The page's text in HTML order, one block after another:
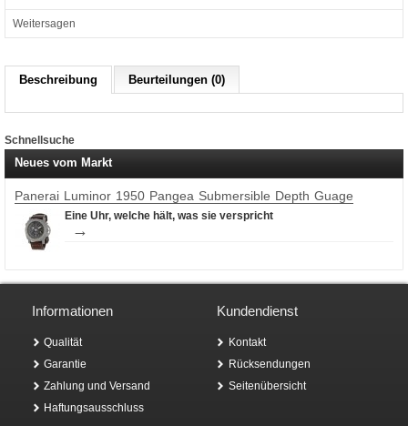
Weitersagen
Beschreibung Beurteilungen (0)
Schnellsuche
Neues vom Markt
Panerai Luminor 1950 Pangea Submersible Depth Guage
Eine Uhr, welche hält, was sie verspricht
→
Informationen
Qualität
Garantie
Zahlung und Versand
Haftungsausschluss
Kundendienst
Kontakt
Rücksendungen
Seitenübersicht